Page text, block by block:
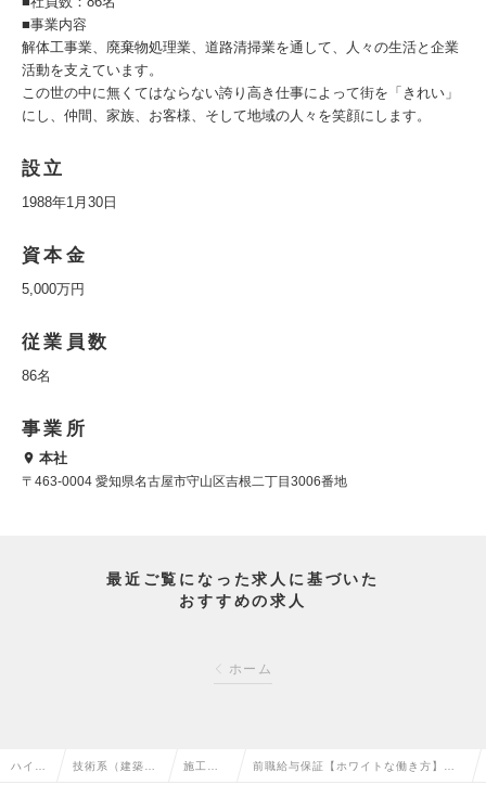
■事業内容
解体工事業、廃棄物処理業、道路清掃業を通して、人々の生活と企業
活動を支えています。
この世の中に無くてはならない誇り高き仕事によって街を「きれい」
にし、仲間、家族、お客様、そして地域の人々を笑顔にします。
設立
1988年1月30日
資本金
5,000万円
従業員数
86名
事業所
本社
〒463-0004 愛知県名古屋市守山区吉根二丁目3006番地
最近ご覧になった求人に基づいた
おすすめの求人
ホーム
ハイク 技術系（建築・ 施工管 前職給与保証【ホワイトな働き方】年